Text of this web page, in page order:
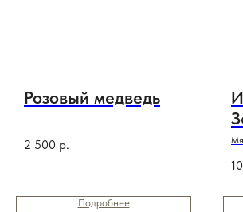
Розовый медведь
2 500 р.
Подробнее